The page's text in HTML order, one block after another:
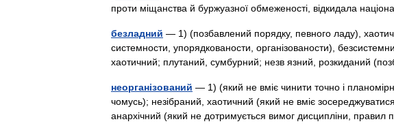
проти міщанства й буржуазної обмеженості, відкидала
безладний — 1) (позбавлений порядку, певного ладу),
системности, упорядкованости, організованости),
хаотичний; плутаний, сумбурний; незв язний, розкиданий
неорганізований — 1) (який не вміє чинити точно і
чомусь); незібраний, хаотичний (який не вміє
анархічний (який не дотримується вимог дисципліни, правил